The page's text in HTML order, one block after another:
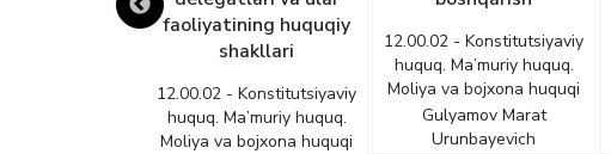
faoliyatining huquqiy
shakllari
12.00.02 - Konstitutsiyaviy
huquq. Ma’muriy huquq.
Moliya va bojxona huquqi
12.00.02 - Konstitutsiyaviy
huquq. Ma’muriy huquq.
Moliya va bojxona huquqi
Gulyamov Marat
Urunbayevich